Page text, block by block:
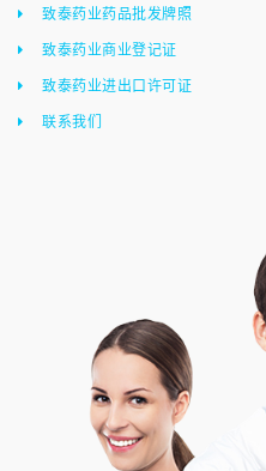
致泰药业药品批发牌照
致泰药业商业登记证
致泰药业进出口许可证
联系我们